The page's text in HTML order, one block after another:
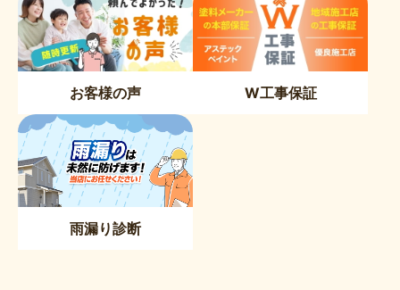
お客様の声 W工事保証
雨漏り診断